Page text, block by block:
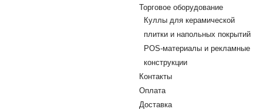
Торговое оборудование
Куллы для керамической
плитки и напольных покрытий
POS-материалы и рекламные
конструкции
Контакты
Оплата
Доставка